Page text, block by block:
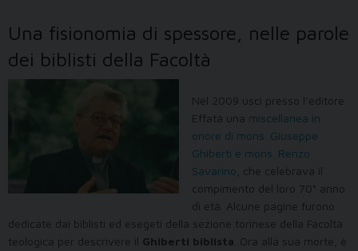
Una fisionomia di spessore, nelle parole
dei biblisti della Facoltà
Nel 2009 uscì presso l’editore
Effatà una miscellanea in
onore di mons. Giuseppe
Ghiberti e mons. Renzo
Savarino , che celebrava il
compimento del loro 70° anno
di età. Alcune pagine furono
dedicate dai biblisti ed esegeti della sezione torinese della Facoltà
teologica per descrivere il Ghiberti biblista . Ora alla sua morte, è